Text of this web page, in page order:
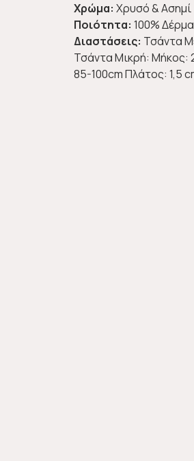
Χρώμα: Χρυσό & Ασημί
Ποιότητα: 100% Δέρμα
Διαστάσεις: Τσάντα
Τσάντα Μικρή: Μήκος:
85-100cm Πλάτος: 1,5